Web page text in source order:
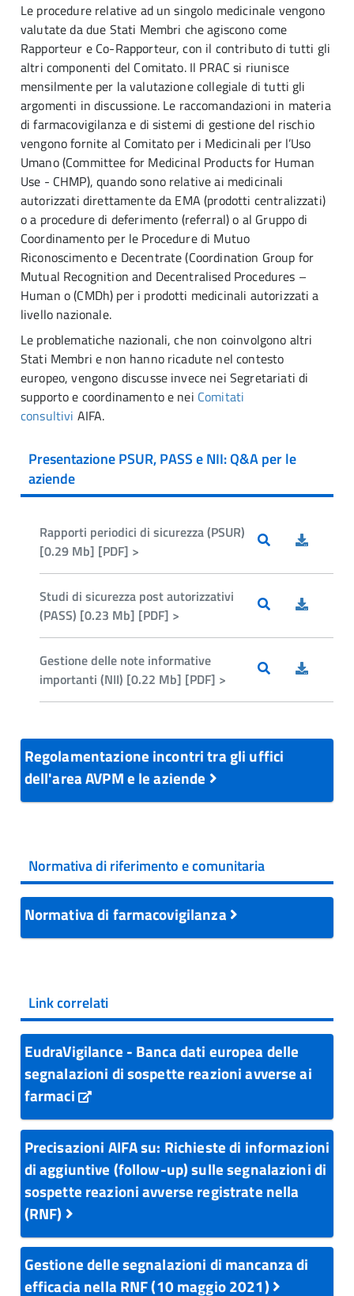
Le procedure relative ad un singolo medicinale vengono
valutate da due Stati Membri che agiscono come
Rapporteur e Co-Rapporteur, con il contributo di tutti gli
altri componenti del Comitato. Il PRAC si riunisce
mensilmente per la valutazione collegiale di tutti gli
argomenti in discussione. Le raccomandazioni in materia
di farmacovigilanza e di sistemi di gestione del rischio
vengono fornite al Comitato per i Medicinali per l’Uso
Umano (Committee for Medicinal Products for Human
Use - CHMP), quando sono relative ai medicinali
autorizzati direttamente da EMA (prodotti centralizzati)
o a procedure di deferimento (referral) o al Gruppo di
Coordinamento per le Procedure di Mutuo
Riconoscimento e Decentrate (Coordination Group for
Mutual Recognition and Decentralised Procedures –
Human o (CMDh) per i prodotti medicinali autorizzati a
livello nazionale.
Le problematiche nazionali, che non coinvolgono altri
Stati Membri e non hanno ricadute nel contesto
europeo, vengono discusse invece nei Segretariati di
supporto e coordinamento e nei Comitati
consultivi AIFA.
Presentazione PSUR, PASS e NII: Q&A per le
aziende
Rapporti periodici di sicurezza (PSUR)
[0.29 Mb] [PDF] >
Studi di sicurezza post autorizzativi
(PASS) [0.23 Mb] [PDF] >
Gestione delle note informative
importanti (NII) [0.22 Mb] [PDF] >
Regolamentazione incontri tra gli uffici
dell'area AVPM e le aziende
Normativa di riferimento e comunitaria
Normativa di farmacovigilanza
Link correlati
EudraVigilance - Banca dati europea delle
segnalazioni di sospette reazioni avverse ai
farmaci
Precisazioni AIFA su: Richieste di informazioni
di aggiuntive (follow-up) sulle segnalazioni di
sospette reazioni avverse registrate nella
(RNF)
Gestione delle segnalazioni di mancanza di
efficacia nella RNF (10 maggio 2021)